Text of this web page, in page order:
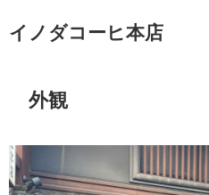
イノダコーヒ本店
外観